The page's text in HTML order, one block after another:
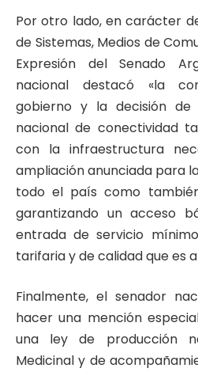
Por otro lado, en carácter
de Sistemas, Medios de
Expresión del Senado
nacional destacó «la
gobierno y la decisión
nacional de conectividad
con la infraestructura
ampliación anunciada para
todo el país como
garantizando un acceso
entrada de servicio
tarifaria y de calidad que es
Finalmente, el senador
hacer una mención
una ley de producción
Medicinal y de